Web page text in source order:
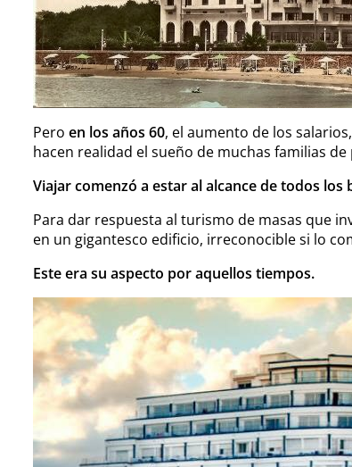
Pero en los años 60, el aumento de los
hacen realidad el sueño de muchas familias
Viajar comenzó a estar al alcance de todos
Para dar respuesta al turismo de masas que
en un gigantesco edificio, irreconocible si lo
Este era su aspecto por aquellos tiempos.